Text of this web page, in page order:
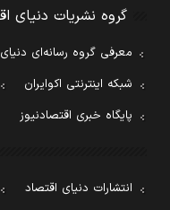
گروه نشریات دنیای
معرفی گروه رسانه‌ای
شبکه اینترنتی اکوایران
پایگاه خبری اقتصادنیوز
انتشارات دنیای اقتصاد